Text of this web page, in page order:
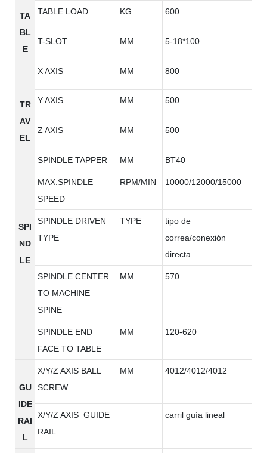
TA
BL
E
TABLE LOAD KG 600
T-SLOT MM 5-18*100
TR
AV
EL
X AXIS MM 800
Y AXIS MM 500
Z AXIS MM 500
SPI
ND
LE
SPINDLE TAPPER MM BT40
MAX.SPINDLE
SPEED
RPM/MIN 10000/12000/15000
SPINDLE DRIVEN
TYPE
TYPE
tipo de
correa/conexión
directa
SPINDLE CENTER
TO MACHINE
SPINE
MM 570
SPINDLE END
FACE TO TABLE
MM 120-620
GU
IDE
RAI
L
X/Y/Z AXIS BALL
SCREW
MM 4012/4012/4012
X/Y/Z AXIS GUIDE
RAIL
carril guía lineal